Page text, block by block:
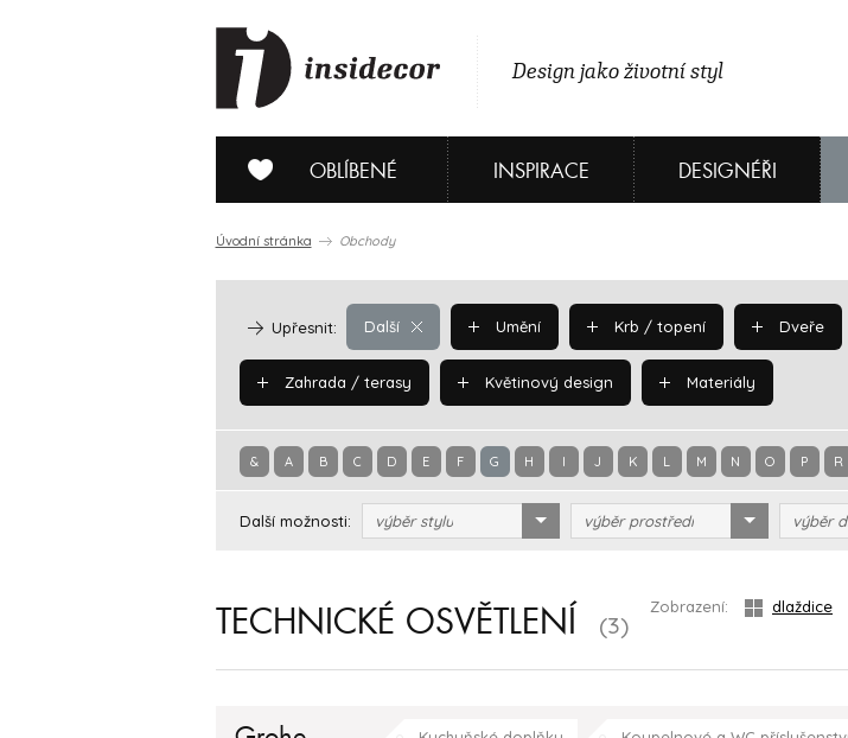
Design jako životní styl
OBLÍBENÉ INSPIRACE DESIGNÉŘI
Úvodní stránka Obchody
Další
Upřesnit: Umění Krb / topení Dveře
Zahrada / terasy Květinový design Materiály
& A B C D E F G H I J K L M N O P R
Další možnosti: výběr stylu výběr prostředí výběr
TECHNICKÉ OSVĚTLENÍ (3)
Zobrazení: dlaždice